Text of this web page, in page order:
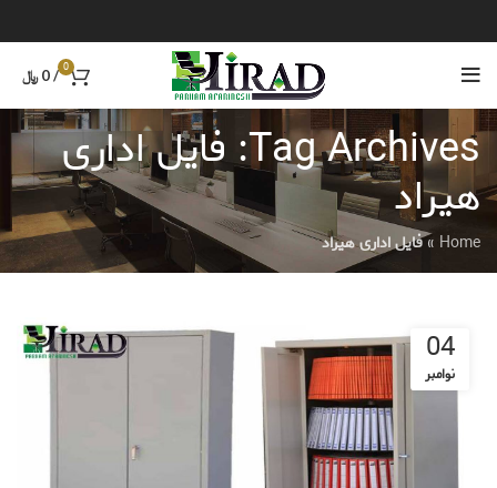
0
/
0 ﷼
Tag Archives: فایل اداری
هیراد
Home
»فایل اداری هیراد
04
نوامبر